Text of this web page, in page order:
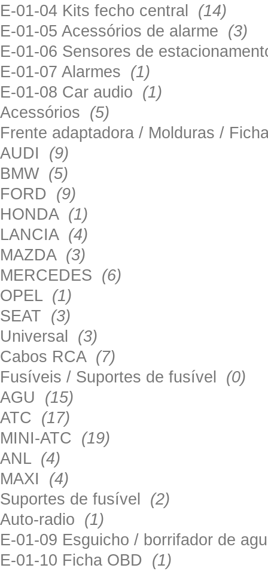
E-01-04 Kits fecho central (14)
E-01-05 Acessórios de alarme (3)
E-01-06 Sensores de
E-01-07 Alarmes (1)
E-01-08 Car audio (1)
Acessórios (5)
Frente adaptadora / Molduras /
AUDI (9)
BMW (5)
FORD (9)
HONDA (1)
LANCIA (4)
MAZDA (3)
MERCEDES (6)
OPEL (1)
SEAT (3)
Universal (3)
Cabos RCA (7)
Fusíveis / Suportes de fusível (0)
AGU (15)
ATC (17)
MINI-ATC (19)
ANL (4)
MAXI (4)
Suportes de fusível (2)
Auto-radio (1)
E-01-09 Esguicho / borrifador de
E-01-10 Ficha OBD (1)